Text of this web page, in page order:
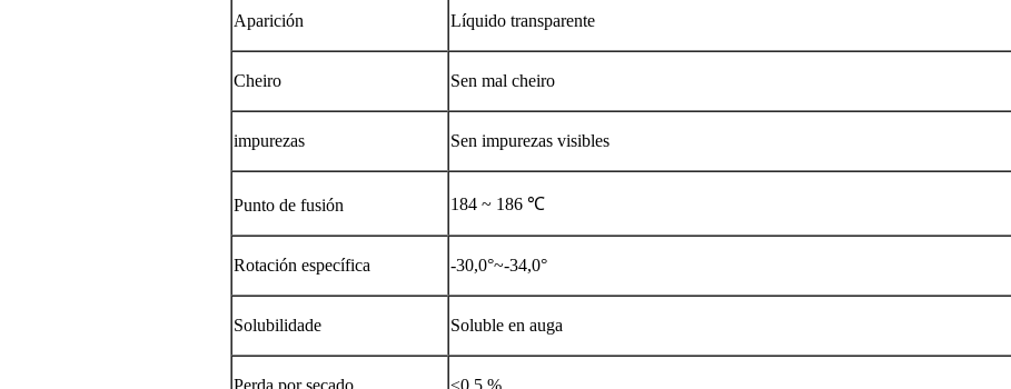
Aparición Líquido transparente
Cheiro Sen mal cheiro
impurezas Sen impurezas visibles
Punto de fusión 184 ~ 186 ℃
Rotación específica -30,0°~-34,0°
Solubilidade Soluble en auga
Perda por secado ≤0,5 %